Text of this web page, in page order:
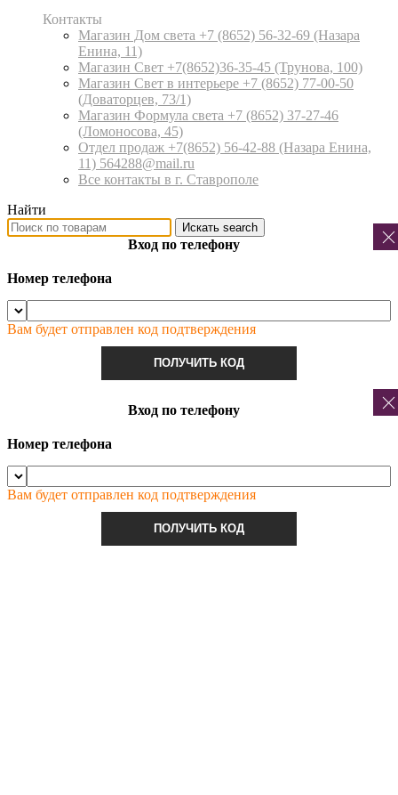
Контакты
Магазин Дом света +7 (8652) 56-32-69 (Назара
Енина, 11)
Магазин Свет +7(8652)36-35-45 (Трунова, 100)
Магазин Свет в интерьере +7 (8652) 77-00-50
(Доваторцев, 73/1)
Магазин Формула света +7 (8652) 37-27-46
(Ломоносова, 45)
Отдел продаж +7(8652) 56-42-88 (Назара Енина,
11) 564288@mail.ru
Все контакты в г. Ставрополе
Найти
Искать search
Вход по телефону
Номер телефона
Вам будет отправлен код подтверждения
ПОЛУЧИТЬ КОД
Вход по телефону
Номер телефона
Вам будет отправлен код подтверждения
ПОЛУЧИТЬ КОД